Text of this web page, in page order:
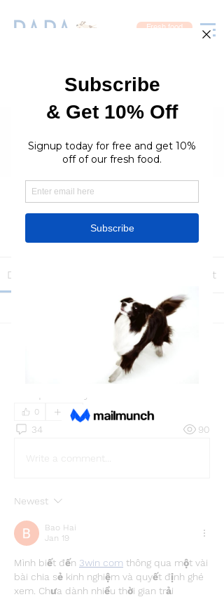
Fresh food
Groups
RaraPetcare Group
Public · 396 members
Join
Discussion About
rahiqacademy
0
34 90
Write a comment...
Newest
Bao Hai
Jan 19
Mình biết đến 3win com thông qua một vài
bài chia sẻ kinh nghiệm và quyết định ghé
xem. Chưa dành nhiều thời gian trải